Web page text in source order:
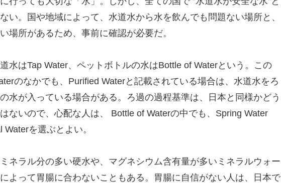
い。国や地域によって、水道水から水を飲んでも問題ない場所と、
場所があるため、事前に確認が必要だ。
水はTap Water、ペットボトルの水はBottle of Waterという。この
のなかでも、Purified Waterと記載されている場合は、水道水をろ
水が入っている場合がある。ろ過の過程基準は、日本と同様かどう
ないので、心配な人は、 Bottle of Waterの中でも、Spring Water
Waterを選ぶとよい。
ネラル分の多い硬水や、マグネシウム含有量が多いミネラルウォー
よって胃腸に合わないこともある。胃腸に自信がない人は、日本で